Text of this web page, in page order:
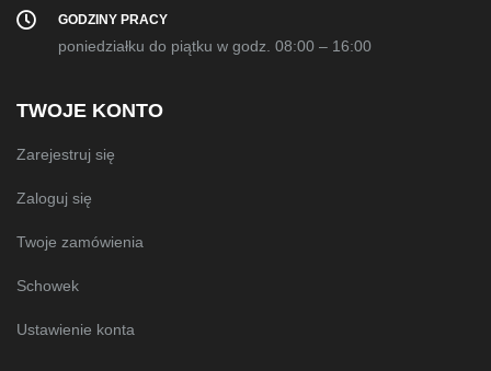
GODZINY PRACY
poniedziałku do piątku w godz. 08:00 – 16:00
TWOJE KONTO
Zarejestruj się
Zaloguj się
Twoje zamówienia
Schowek
Ustawienie konta